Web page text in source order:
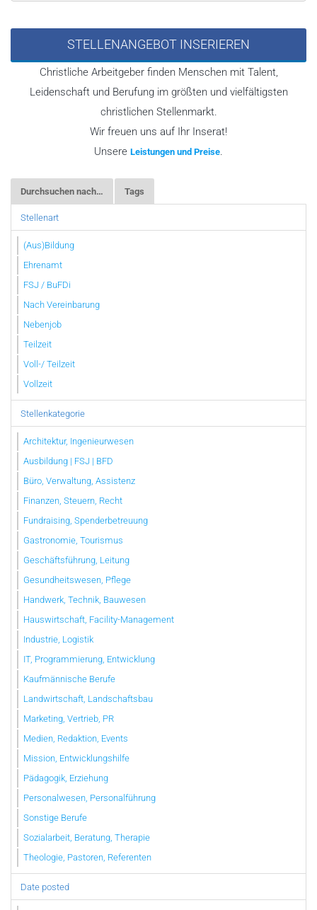
STELLENANGEBOT INSERIEREN
Christliche Arbeitgeber finden Menschen mit Talent,
Leidenschaft und Berufung im größten und vielfältigsten
christlichen Stellenmarkt.
Wir freuen uns auf Ihr Inserat!
Unsere Leistungen und Preise.
Durchsuchen nach… Tags
Stellenart
(Aus)Bildung
Ehrenamt
FSJ / BuFDi
Nach Vereinbarung
Nebenjob
Teilzeit
Voll-/ Teilzeit
Vollzeit
Stellenkategorie
Architektur, Ingenieurwesen
Ausbildung | FSJ | BFD
Büro, Verwaltung, Assistenz
Finanzen, Steuern, Recht
Fundraising, Spenderbetreuung
Gastronomie, Tourismus
Geschäftsführung, Leitung
Gesundheitswesen, Pflege
Handwerk, Technik, Bauwesen
Hauswirtschaft, Facility-Management
Industrie, Logistik
IT, Programmierung, Entwicklung
Kaufmännische Berufe
Landwirtschaft, Landschaftsbau
Marketing, Vertrieb, PR
Medien, Redaktion, Events
Mission, Entwicklungshilfe
Pädagogik, Erziehung
Personalwesen, Personalführung
Sonstige Berufe
Sozialarbeit, Beratung, Therapie
Theologie, Pastoren, Referenten
Date posted